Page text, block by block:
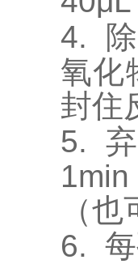
4.
氧化
封住
5.
（
6.